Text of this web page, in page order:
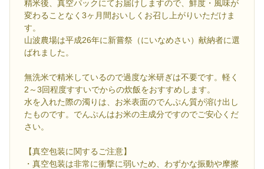
精米後、真空パックにてお届けしますので、鮮度・風味が
変わることなく3ヶ月間おいしくお召し上がりいただけま
す。
山波農場は平成26年に新嘗祭（にいなめさい）献納者に選
ばれました。
無洗米で精米しているので過度な米研ぎは不要です。軽く
2～3回程度すすいでからの炊飯をおすすめします。
水を入れた際の濁りは、お米表面のでんぷん質が溶け出し
たものです。でんぷんはお米の主成分ですのでご安心くだ
さい。
【真空包装に関するご注意】
・真空包装は非常に衝撃に弱いため、わずかな振動や摩擦